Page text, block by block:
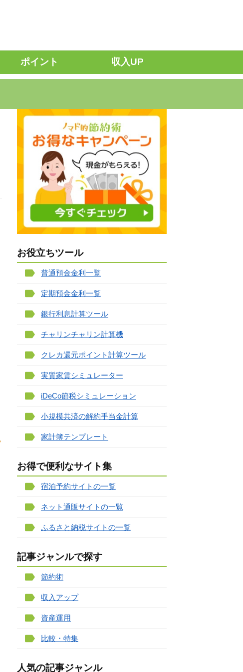
ポイント 収入UP
お役立ちツール
普通預金金利一覧
定期預金金利一覧
銀行利息計算ツール
チャリンチャリン計算機
クレカ還元ポイント計算ツール
実質家賃シミュレーター
iDeCo節税シミュレーション
小規模共済の解約手当金計算
家計簿テンプレート
お得で便利なサイト集
宿泊予約サイトの一覧
ネット通販サイトの一覧
ふるさと納税サイトの一覧
記事ジャンルで探す
節約術
収入アップ
資産運用
比較・特集
人気の記事ジャンル